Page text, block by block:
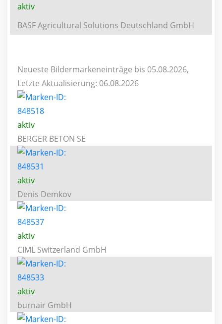
aktiv
BASF Agricultural Solutions Deutschland GmbH
Neueste Bildermarkeneinträge bis 05.08.2026,
Letzte Aktualisierung: 06.08.2026
aktiv
BERGER BETON SE
aktiv
Denis Demkov
aktiv
CIML Switzerland GmbH
aktiv
burnair GmbH